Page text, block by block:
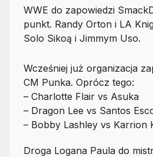
WWE do zapowiedzi
punkt. Randy Orton i LA
Solo Sikoą i Jimmym Uso.
Wcześniej już organizacja
CM Punka. Oprócz tego:
– Charlotte Flair vs Asuka
– Dragon Lee vs Santos
– Bobby Lashley vs Karrion
Droga Logana Paula do